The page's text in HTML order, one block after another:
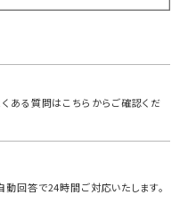
ある質問はこちらからご確認くだ
動回答で24時間ご対応いたします。